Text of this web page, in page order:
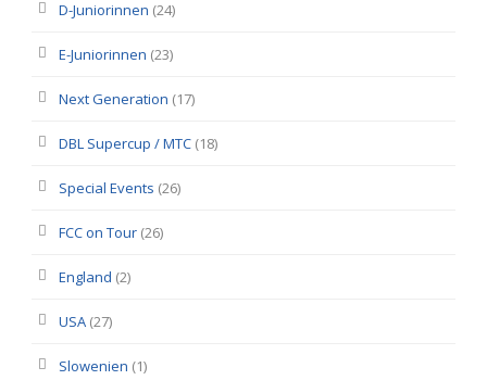
D-Juniorinnen (24)
E-Juniorinnen (23)
Next Generation (17)
DBL Supercup / MTC (18)
Special Events (26)
FCC on Tour (26)
England (2)
USA (27)
Slowenien (1)